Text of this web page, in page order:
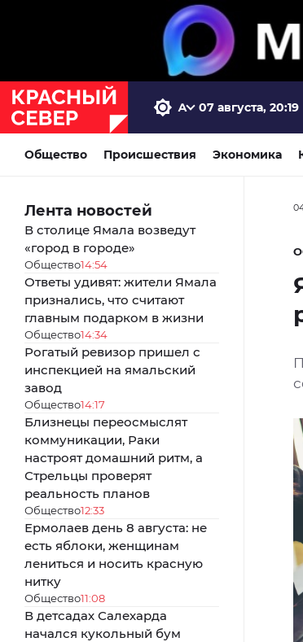
07 августа, 20:19
Общество Происшествия Экономика
Лента новостей
В столице Ямала возведут
«город в городе»
Общество14:54
Ответы удивят: жители Ямала
признались, что считают
главным подарком в жизни
Общество14:34
Рогатый ревизор пришел с
инспекцией на ямальский
завод
Общество14:17
Близнецы переосмыслят
коммуникации, Раки
настроят домашний ритм, а
Стрельцы проверят
реальность планов
Общество12:33
Ермолаев день 8 августа: не
есть яблоки, женщинам
лениться и носить красную
нитку
Общество11:08
В детсадах Салехарда
начался кукольный бум